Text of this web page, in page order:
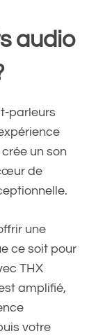
audio
parleurs
un son
de
une
ce soit pour
THX
amplifié,
votre